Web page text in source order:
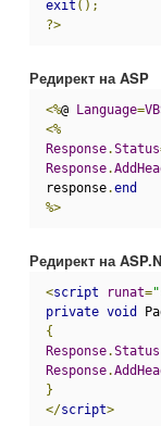
exit ();
?>
Редирект на ASP
<%@ Language=
<%
Response.Status
Response.
response.end
%>
Редирект на
<script runat=
private void
{
Response.Status
Response.
}
</script>